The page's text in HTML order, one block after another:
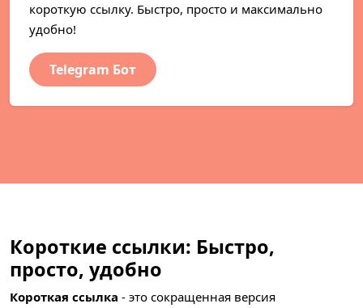
короткую ссылку. Быстро, просто и максимально
удобно!
Telegram Бот
Короткие ссылки: Быстро,
просто, удобно
Короткая ссылка - это сокращенная версия